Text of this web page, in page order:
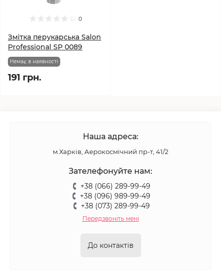
0
Змітка перукарська Salon
Professional SP 0089
Немає в наявності
191 грн.
Наша адреса:
м.Харків, Аерокосмічний пр-т, 41/2
Зателефонуйте нам:
+38 (066) 289-99-49
+38 (096) 989-99-49
+38 (073) 289-99-49
Передзвоніть мені
До контактів